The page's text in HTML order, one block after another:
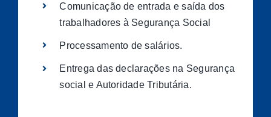
Comunicação de entrada e saída dos
trabalhadores à Segurança Social
Processamento de salários.
Entrega das declarações na Segurança
social e Autoridade Tributária.